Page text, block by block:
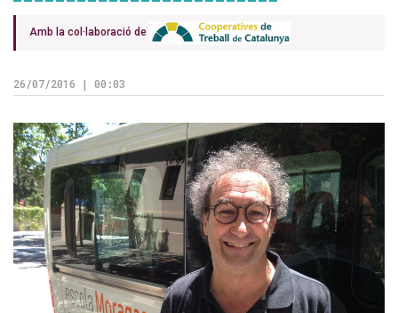
Amb la col·laboració de
26/07/2016 | 00:03